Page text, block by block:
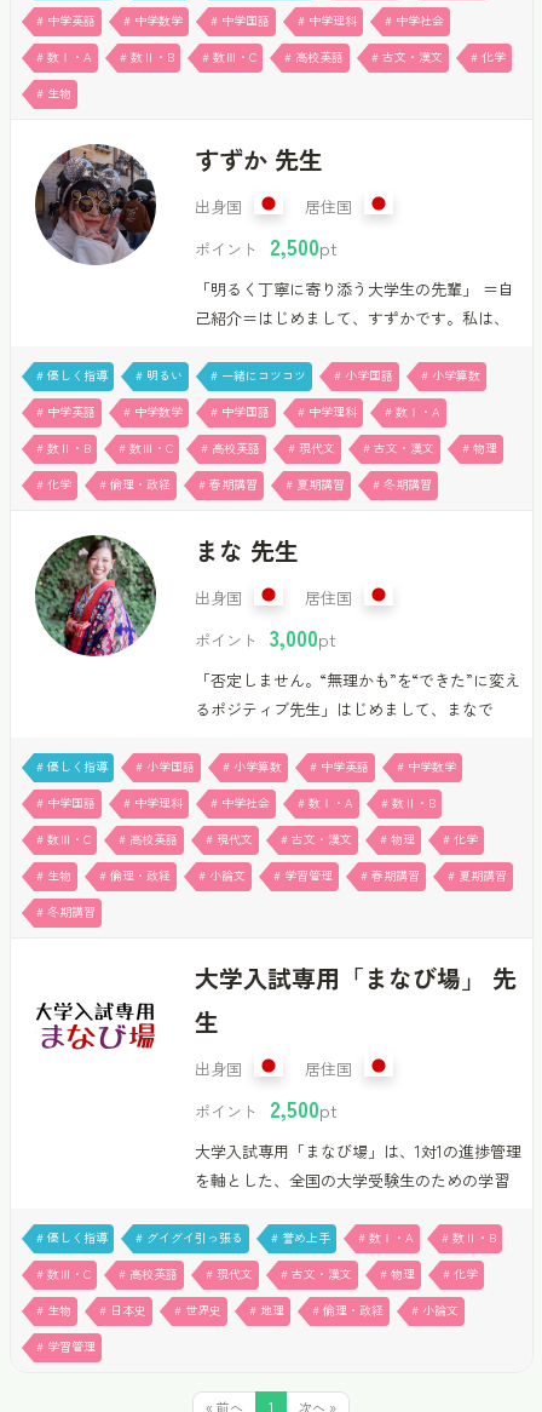
生…
ができると考え、家庭教師をはじめました！
小学生、中学生、高校生を担当できます。特
に中学生への指導が得意です！(私立中学受験
てもらいたいと思っています。本質を完全に
で考えてみるという挑戦が、「勉強ってちょ
っと面白いな」「この分野のこともっと知り
く時は、どこでつまづいているのかをは…
# 中学英語
# 中学数学 # 中学国語 # 中学理科
# 中学社会
# 数Ⅰ・A
# 数Ⅱ・B # 数Ⅲ・C # 高校英語 # 古文・漢文
# 化学
# 生物
すずか 先生
出身国
居住国
ポイント
2,500pt
「明るく丁寧に寄り添う大学生の先輩」 ＝自
己紹介＝はじめまして、すずかです。私は、
攻しています。家庭教師の経験を活かして、
分からないを根気強く教えます。主に小学生
や、高校受験合格を目指す中学生、大学受験
合格を目指す理系の高校生中心を担当させて
いただいています。ただ単に覚えるのではな
を得意としています。小学生は全教科、中学
の授業で分からないところを中心に英語、数
学ⅠA、ⅡB、Ⅲ、化学、物理、国語、倫理の
い授業を心掛けます！＝すずか先生とは…
# 優しく指導 # 明るい # 一緒にコツコツ # 小学国語
# 小学算数
# 中学英語
# 中学数学 # 中学国語 # 中学理科
# 数Ⅰ・A
# 数Ⅱ・B
# 数Ⅲ・C # 高校英語 # 現代文 # 古文・漢文
# 物理
# 化学
# 倫理・政経 # 春期講習 # 夏期講習 # 冬期講習
まな 先生
出身国
居住国
ポイント
3,000pt
「否定しません。“無理かも”を“できた”に変え
るポジティブ先生」はじめまして、まなで
学大学院で野生動物の研究をしています。自
身の受験経験や今までの指導経験を活かし、
一人一人の理解に合わせてかみ砕いて丁寧に
指導します。また、目標設定から学習計画ま
で一緒に考え、「できた」を積み重ねていき
す。現在、1コマ50分3,000ポイントで受講可能
だからこそ、授業を通して勉強の先にある楽
しさや可能性も伝えていけると考えていま
す。ぜひ、私と一緒に「勉強＝前…
# 優しく指導 # 小学国語 # 小学算数 # 中学英語
# 中学数学
# 中学国語
# 中学理科 # 中学社会 # 数Ⅰ・A
# 数Ⅱ・B
# 数Ⅲ・C
# 高校英語 # 現代文 # 古文・漢文 # 物理
# 化学
# 生物
# 倫理・政経 # 小論文 # 学習管理 # 春期講習
# 夏期講習
# 冬期講習
大学入試専用「まなび場」 先
生
出身国
居住国
ポイント
2,500pt
大学入試専用「まなび場」は、1対1の進捗管理
を軸とした、全国の大学受験生のための学習
で、最短合格ルートへ。プロの伴走をリーズ
ナブルな価格で提供します。＝指導内容＝
①「週間計画表」を用いて、先週の学習内容
を確認し、振り返りを行います。②次週にど
# 優しく指導 # グイグイ引っ張る # 誉め上手 # 数Ⅰ・A
# 数Ⅱ・B
# 数Ⅲ・C
# 高校英語 # 現代文 # 古文・漢文 # 物理
# 化学
# 生物
# 日本史 # 世界史 # 地理 # 倫理・政経
# 小論文
# 学習管理
« 前へ 1 次へ »